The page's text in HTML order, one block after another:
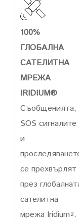
100%
ГЛОБАЛНА
САТЕЛИТНА
МРЕЖА
IRIDIUM®
Съобщенията,
SOS сигналите
и
се прехвърлят
през
сателитна
мрежа Iridium2.